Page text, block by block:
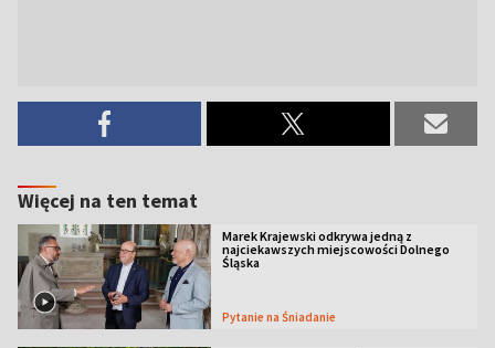
Więcej na ten temat
Marek Krajewski odkrywa jedną z
najciekawszych miejscowości Dolnego
Śląska
Pytanie na Śniadanie